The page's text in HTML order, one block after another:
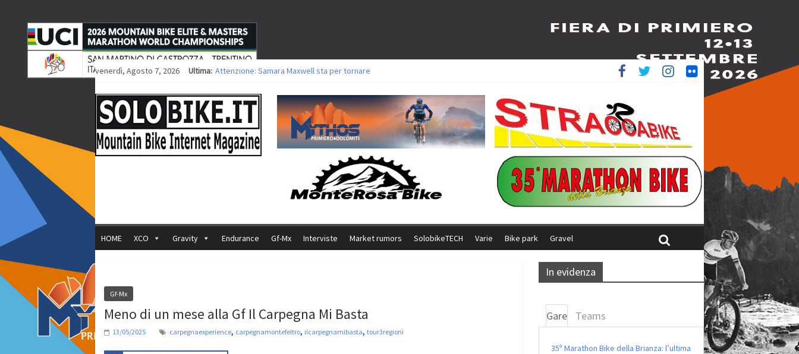
venerdì, Agosto 7, 2026 Ultima: Attenzione: Samara Maxwell sta per tornare
Europei XCO: vittorie per Ghibaudo, Grossmann e Gallis. Signorelli 5^ la migliore tra gli italiani
35ª Marathon Bike della Brianza: l’ultima sfida agonistica di una leggendaria storia
Europei MTB: il Team Relay firma il secondo argento azzurro a Monteceneri
HOME XCO Gravity Endurance Gf-Mx Interviste Market rumors SolobikeTECH Varie Bike park Gravel
Gf-Mx
Meno di un mese alla Gf Il Carpegna Mi Basta
13/05/2025 carpegnaexperience, carpegnamontefeltro, ilcarpegnamibasta, tour3regioni
In evidenza
Gare Teams
35ª Marathon Bike della Brianza: l’ultima